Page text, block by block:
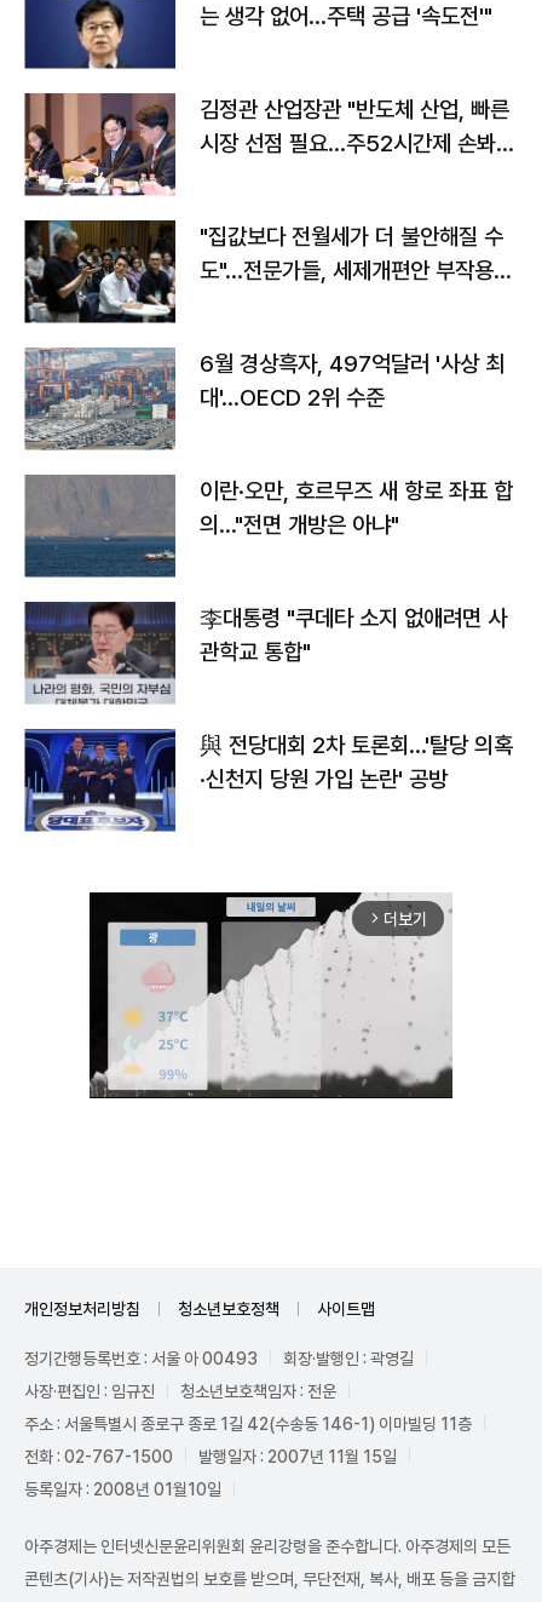
는 생각 없어…주택 공급 '속도전'"
김정관 산업장관 "반도체 산업, 빠른
시장 선점 필요…주52시간제 손봐
"집값보다 전월세가 더 불안해질 수
도"…전문가들, 세제개편안 부작용
6월 경상흑자, 497억달러 '사상 최
대'…OECD 2위 수준
이란·오만, 호르무즈 새 항로 좌표 합
의…"전면 개방은 아냐"
李대통령 "쿠데타 소지 없애려면 사
관학교 통합"
與 전당대회 2차 토론회…'탈당 의혹
·신천지 당원 가입 논란' 공방
arrow_forward_ios 더보기
개인정보처리방침 청소년보호정책 사이트맵
정기간행등록번호 : 서울 아 00493
회장·발행인 : 곽영길
사장·편집인 : 임규진
청소년보호책임자 : 전운
주소 : 서울특별시 종로구 종로 1길 42(수송동 146-1) 이마빌딩 11층
전화 : 02-767-1500
발행일자 : 2007년 11월 15일
등록일자 : 2008년 01월10일
아주경제는 인터넷신문윤리위원회 윤리강령을 준수합니다. 아주경제의 모든
콘텐츠(기사)는 저작권법의 보호를 받으며, 무단전재, 복사, 배포 등을 금지합